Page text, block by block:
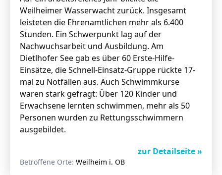
Weilheimer Wasserwacht zurück. Insgesamt
leisteten die Ehrenamtlichen mehr als 6.400
Stunden. Ein Schwerpunkt lag auf der
Nachwuchsarbeit und Ausbildung. Am
Dietlhofer See gab es über 60 Erste-Hilfe-
Einsätze, die Schnell-Einsatz-Gruppe rückte 17-
mal zu Notfällen aus. Auch Schwimmkurse
waren stark gefragt: Über 120 Kinder und
Erwachsene lernten schwimmen, mehr als 50
Personen wurden zu Rettungsschwimmern
ausgebildet.
zur Detailseite »
Betroffene Orte: Weilheim i. OB